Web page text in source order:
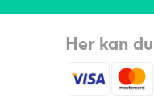
Her kan